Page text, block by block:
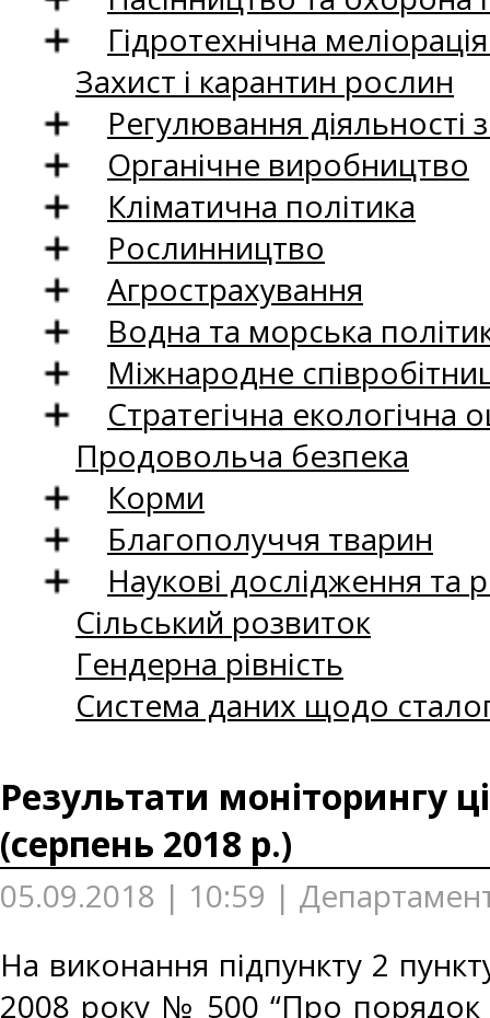
Гідротехнічна
Захист і карантин рослин
Регулювання
Органічне виробництво
Кліматична політика
Рослинництво
Агрострахування
Водна та морська
Міжнародне
Стратегічна екологічна
Продовольча безпека
Корми
Благополуччя тварин
Наукові дослідження та
Сільський розвиток
Гендерна рівність
Система даних щодо
Результати моніторингу
(серпень 2018 р.)
05.09.2018 | 10:59 |
На виконання підпункту 2
2008 року № 500 “Про порядок